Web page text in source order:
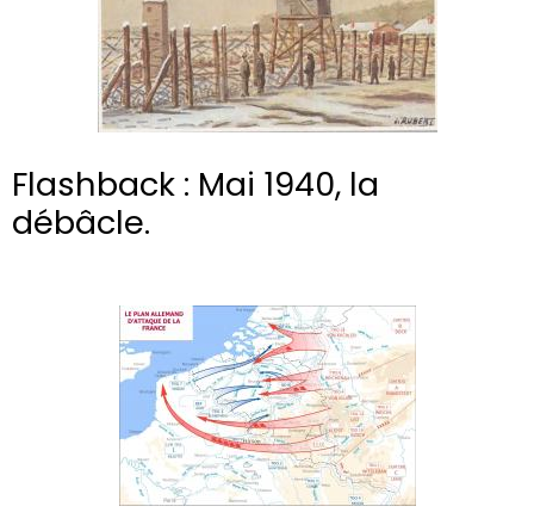
Flashback : Mai 1940, la
débâcle.